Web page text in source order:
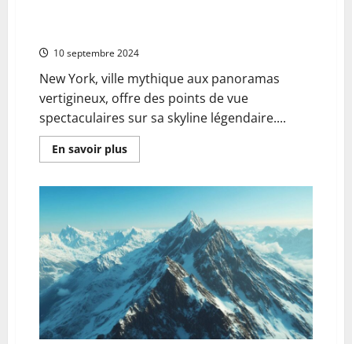
10 septembre 2024
New York, ville mythique aux panoramas
vertigineux, offre des points de vue
spectaculaires sur sa skyline légendaire....
En savoir plusEn
savoir
6
plus
belles
vues
a
New
York
:
Le
Roosevelt
Island
Tram,
une